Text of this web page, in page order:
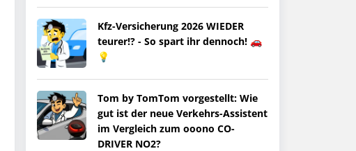
Kfz-Versicherung 2026 WIEDER
teurer!? - So spart ihr dennoch! 🚗
💡
Tom by TomTom vorgestellt: Wie
gut ist der neue Verkehrs-Assistent
im Vergleich zum ooono CO-
DRIVER NO2?